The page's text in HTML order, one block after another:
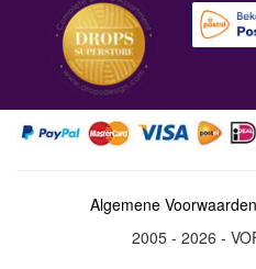
Algemene Voorwaarden
2005 - 2026 -